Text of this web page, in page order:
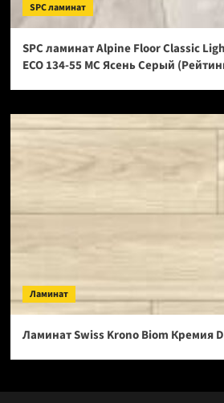
SPC ламинат
SPC ламинат Alpine Floor Classic
ECO 134-55 МС Ясень Серый
Ламинат
Ламинат Swiss Krono Biom Кремия